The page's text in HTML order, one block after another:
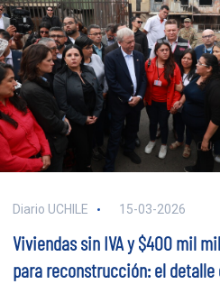
Diario UCHILE 15-03-2026
Viviendas sin IVA y $400 mil
para reconstrucción: el detalle